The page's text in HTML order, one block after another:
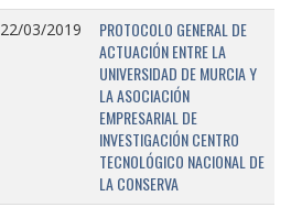
22/03/2019
PROTOCOLO GENERAL DE
ACTUACIÓN ENTRE LA
UNIVERSIDAD DE MURCIA Y
LA ASOCIACIÓN
EMPRESARIAL DE
INVESTIGACIÓN CENTRO
TECNOLÓGICO NACIONAL DE
LA CONSERVA